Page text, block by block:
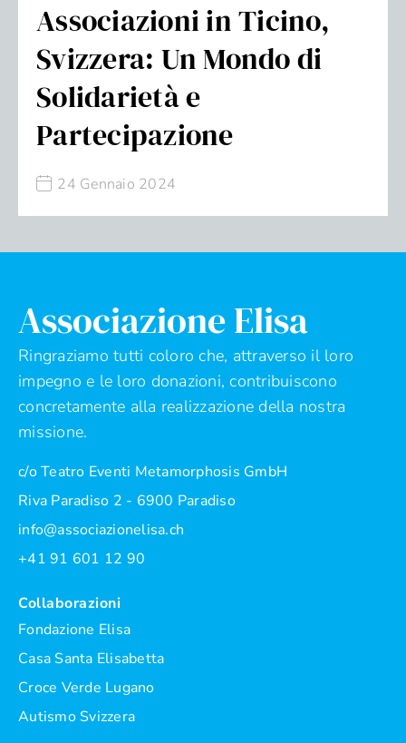
Associazioni in Ticino,
Svizzera: Un Mondo di
Solidarietà e
Partecipazione
24 Gennaio 2024
Associazione Elisa
Ringraziamo tutti coloro che, attraverso il loro
impegno e le loro donazioni, contribuiscono
concretamente alla realizzazione della nostra
missione.
c/o Teatro Eventi Metamorphosis GmbH
Riva Paradiso 2 - 6900 Paradiso
info@associazionelisa.ch
+41 91 601 12 90
Collaborazioni
Fondazione Elisa
Casa Santa Elisabetta
Croce Verde Lugano
Autismo Svizzera